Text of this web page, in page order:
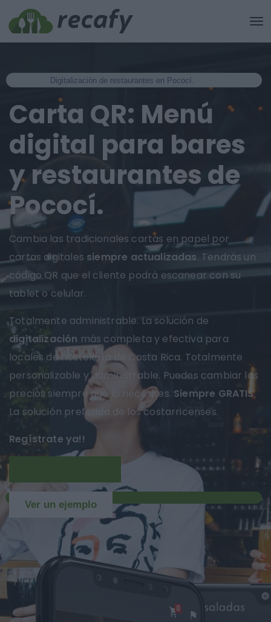
Digitalización de restaurantes en Pococí.
Carta QR: Menú
digital para bares
y restaurantes de
Pococí.
Cambia las tradicionales cartas en papel por
cartas digitales siempre actualizadas. Tendrás un
código QR que el cliente podrá escanear con su
tablet o celular.
Totalmente administrable. La solución de
digitalización más completa y efectiva para
locales de hostelería de Costa Rica. Totalmente
personalizable y administrable. Puedes cambiar los
precios siempre que lo necesites. Siempre GRATIS.
La solución preferida de los costarricenses.
Regístrate ya!!
Ver un ejemplo